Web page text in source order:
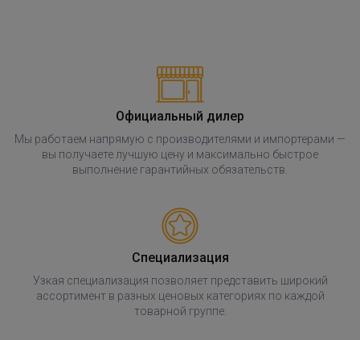
Официальный дилер
Мы работаем напрямую с производителями и импортерами —
вы получаете лучшую цену и максимально быстрое
выполнение гарантийных обязательств.
Специализация
Узкая специализация позволяет представить широкий
ассортимент в разных ценовых категориях по каждой
товарной группе.